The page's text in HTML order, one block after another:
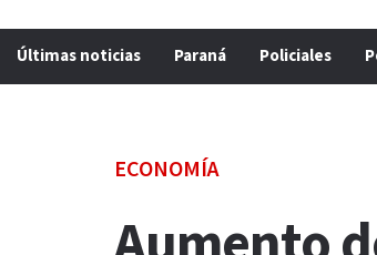
Últimas noticias Paraná Policiales
ECONOMÍA